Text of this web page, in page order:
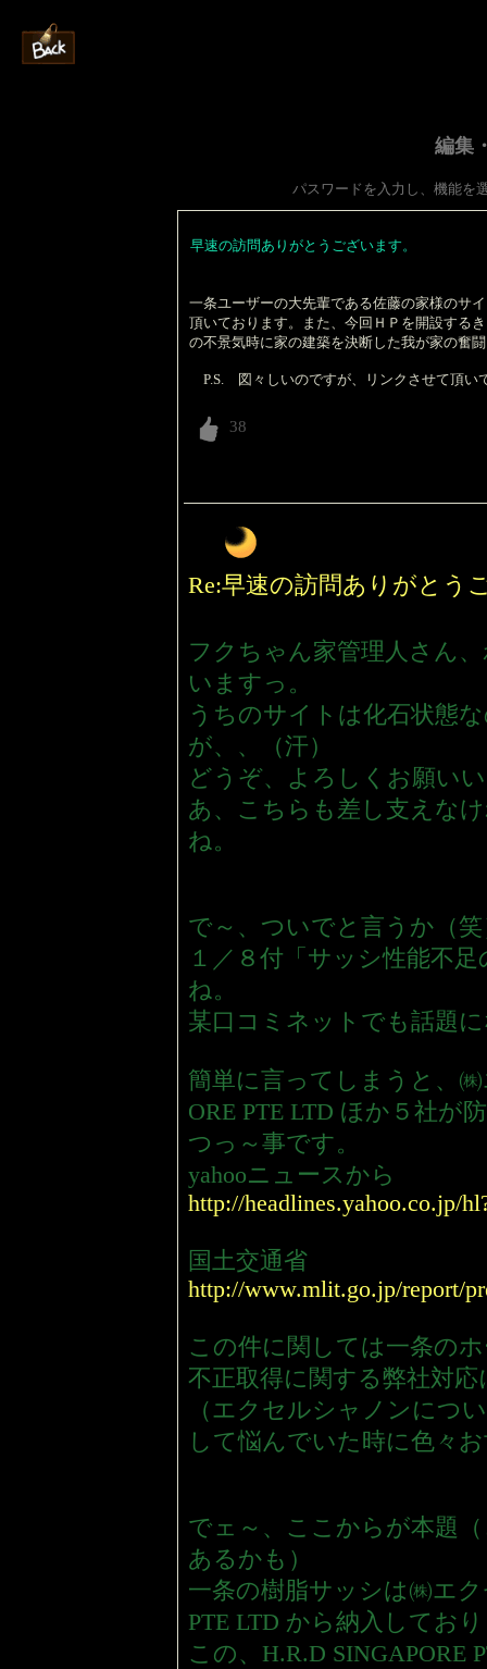
編集
パスワードを入力し、機能を
早速の訪問ありがとうございます。
一条ユーザーの大先輩である佐藤の家様のサ
頂いております。また、今回ＨＰを開設する
の不景気時に家の建築を決断した我が家の奮
P.S. 図々しいのですが、リンクさせて頂い
Re:早速の訪問ありがとう
フクちゃん家管理人さん
いますっ。
うちのサイトは化石状態
が、、（汗）
どうぞ、よろしくお願い
あ、こちらも差し支えな
ね。
で～、ついでと言うか（
１／８付「サッシ性能不
ね。
某口コミネットでも話題
簡単に言ってしまうと、
ORE PTE LTD ほか５社が
つっ～事です。
yahooニュースから
http://headlines.yahoo.co.jp/
国土交通省
http://www.mlit.go.jp/report/
この件に関しては一条の
不正取得に関する弊社対
（エクセルシャノンにつ
して悩んでいた時に色々
でェ～、ここからが本題
あるかも）
一条の樹脂サッシは㈱エ
PTE LTD から納入してお
この、H.R.D